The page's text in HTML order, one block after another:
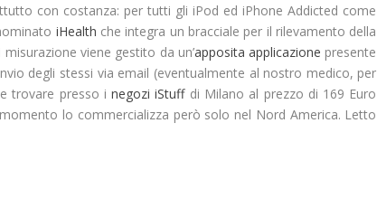
con costanza: per tutti gli iPod ed iPhone Addicted come
iHealth che integra un bracciale per il rilevamento della
viene gestito da un’apposita applicazione presente
degli stessi via email (eventualmente al nostro medico, per
trovare presso inegozi iStuffdi Milano al prezzo di 169 Euro
lo commercializza però solo nel Nord America. Letto